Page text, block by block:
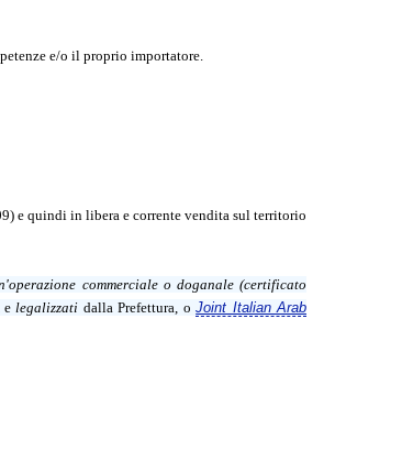
e/o il proprio importatore.
e quindi in libera e corrente vendita sul territorio
commerciale o doganale (certificato
elegalizzati dalla Prefettura, oJoint Italian Arab